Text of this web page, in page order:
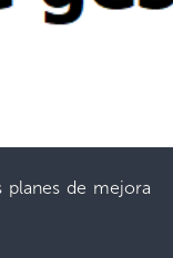
de mejora